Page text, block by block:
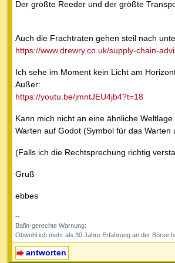
Der größte Reeder und der größte
Auch die Frachtraten gehen steil nach
https://www.drewry.co.uk/supply-chain-
Ich sehe im Moment kein Licht am
Außer:
https://youtu.be/jmntJEU4jb4?t=18
Kann mich nicht an eine ähnliche Weltlage
Warten auf Godot (Symbol für das
(Falls ich die Rechtsprechung richtig
Gruß
ebbes
--
Bafin-gerechte Warnung:
Obwohl ich mehr als 30 Jahre Erfahrung an der Börse
antworten